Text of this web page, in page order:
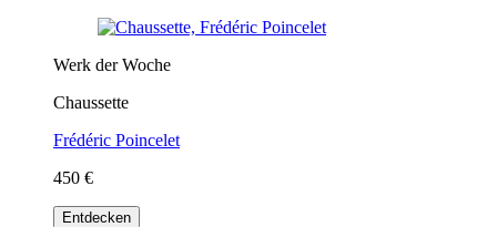
Werk der Woche
Chaussette
Frédéric Poincelet
450 €
Entdecken